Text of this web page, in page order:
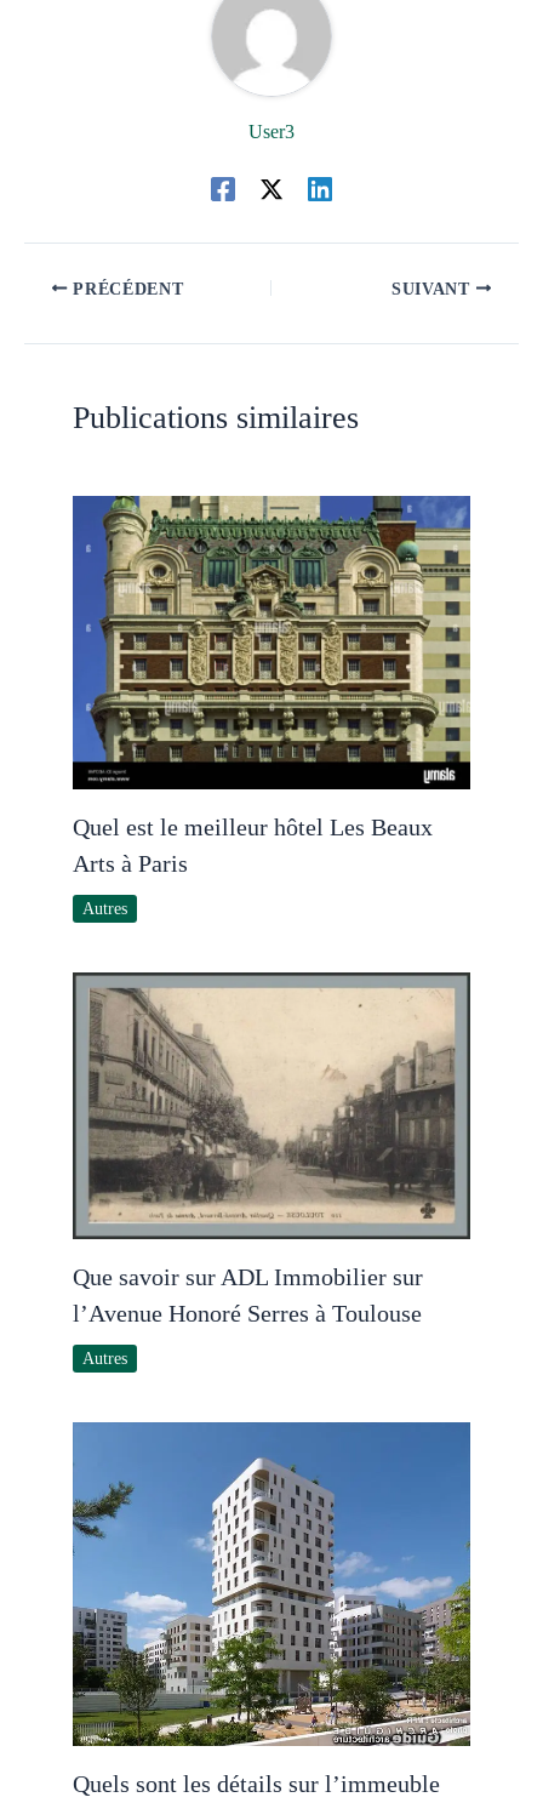
User3
PRÉCÉDENT SUIVANT
Publications similaires
Quel est le meilleur hôtel Les Beaux
Arts à Paris
Autres
Que savoir sur ADL Immobilier sur
l’Avenue Honoré Serres à Toulouse
Autres
Quels sont les détails sur l’immeuble